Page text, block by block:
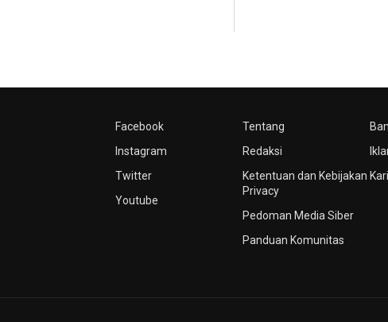
Facebook
Instagram
Twitter
Youtube
Tentang
Redaksi
Ketentuan dan Kebijakan
Privacy
Pedoman Media Siber
Panduan Komunitas